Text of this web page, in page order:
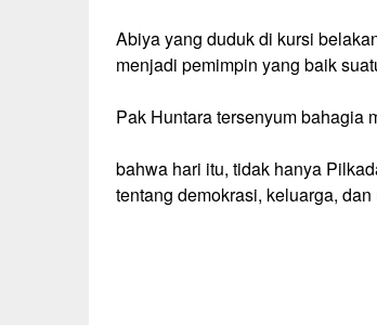
Abiya yang duduk di kursi
menjadi pemimpin yang baik
Pak Huntara tersenyum bahagia
bahwa hari itu, tidak hanya
tentang demokrasi, keluarga,